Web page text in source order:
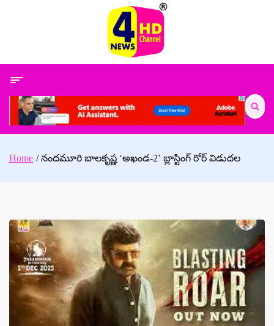
Search
for:
Home నందమూరి బాలకృష్ణ ‘అఖండ-2’ బ్లాస్టింగ్ రోర్ విడుదల